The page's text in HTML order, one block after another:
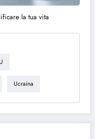
la tua vita
Ucraina